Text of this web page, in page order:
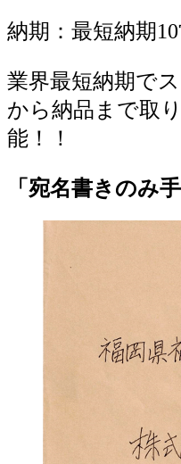
納期：最短納期
業界最短納期で
から納品まで取
能！！
「宛名書きのみ